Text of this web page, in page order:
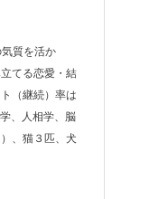
質を活か
てる恋愛・結
（継続）率は
、人相学、脳
、猫３匹、犬